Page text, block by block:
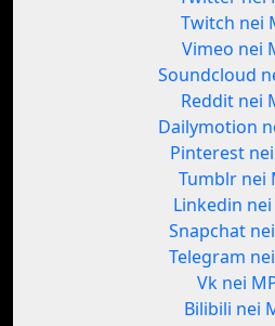
Twitch nei
Vimeo nei
Soundcloud
Reddit nei
Dailymotion
Pinterest
Tumblr nei
Linkedin
Snapchat
Telegram
Vk nei
Bilibili nei